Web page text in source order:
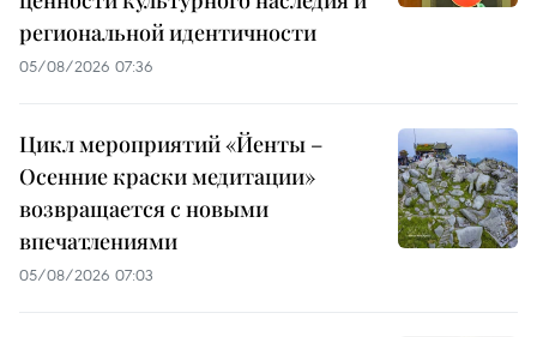
региональной идентичности
05/08/2026 07:36
Цикл мероприятий «Йенты –
Осенние краски медитации»
возвращается с новыми
впечатлениями
05/08/2026 07:03